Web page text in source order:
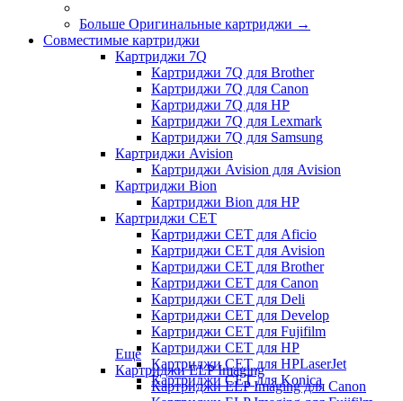
Больше Оригинальные картриджи →
Совместимые картриджи
Картриджи 7Q
Картриджи 7Q для Brother
Картриджи 7Q для Canon
Картриджи 7Q для HP
Картриджи 7Q для Lexmark
Картриджи 7Q для Samsung
Картриджи Avision
Картриджи Avision для Avision
Картриджи Bion
Картриджи Bion для HP
Картриджи CET
Картриджи CET для Aficio
Картриджи CET для Avision
Картриджи CET для Brother
Картриджи CET для Canon
Картриджи CET для Deli
Картриджи CET для Develop
Картриджи CET для Fujifilm
Картриджи CET для HP
Картриджи CET для HPLaserJet
Картриджи CET для Konica
Еще
Картриджи ELP Imaging
Картриджи ELP Imaging для Canon